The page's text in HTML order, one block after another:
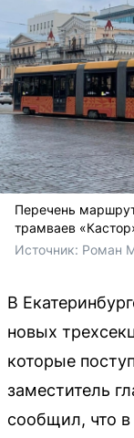
Перечень
трамваев
Источник: Роман
В
новых
которые
заместитель
сообщил, что